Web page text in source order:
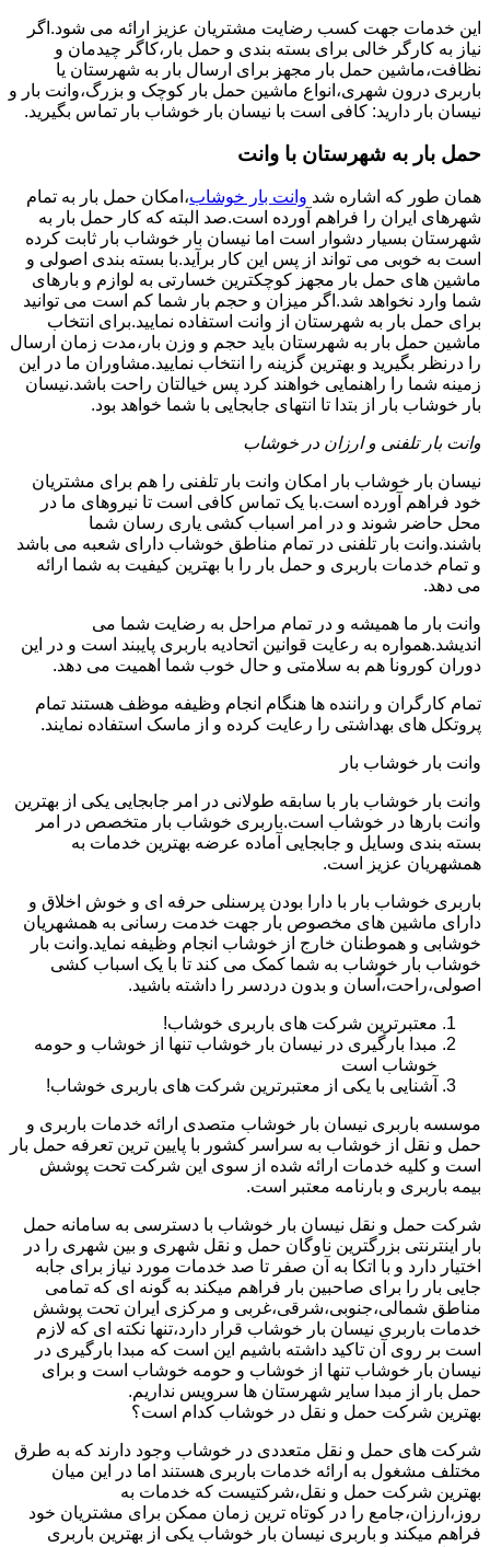
این خدمات جهت کسب رضایت مشتریان عزیز ارائه می شود.اگر
نیاز به کارگر خالی برای بسته بندی و حمل بار،کاگر چیدمان و
نظافت،ماشین حمل بار مجهز برای ارسال بار به شهرستان یا
باربری درون شهری،انواع ماشین حمل بار کوچک و بزرگ،وانت بار و
نیسان بار دارید: کافی است با نیسان بار خوشاب بار تماس بگیرید.
حمل بار به شهرستان با وانت
همان طور که اشاره شد وانت بار خوشاب،امکان حمل بار به تمام
شهرهای ایران را فراهم آورده است.صد البته که کار حمل بار به
شهرستان بسیار دشوار است اما نیسان بار خوشاب بار ثابت کرده
است به خوبی می تواند از پس این کار برآید.با بسته بندی اصولی و
ماشین های حمل بار مجهز کوچکترین خسارتی به لوازم و بارهای
شما وارد نخواهد شد.اگر میزان و حجم بار شما کم است می توانید
برای حمل بار به شهرستان از وانت استفاده نمایید.برای انتخاب
ماشین حمل بار به شهرستان باید حجم و وزن بار،مدت زمان ارسال
را درنظر بگیرید و بهترین گزینه را انتخاب نمایید.مشاوران ما در این
زمینه شما را راهنمایی خواهند کرد پس خیالتان راحت باشد.نیسان
بار خوشاب بار از بتدا تا انتهای جابجایی با شما خواهد بود.
وانت بار تلفنی و ارزان در خوشاب
نیسان بار خوشاب بار امکان وانت بار تلفنی را هم برای مشتریان
خود فراهم آورده است.با یک تماس کافی است تا نیروهای ما در
محل حاضر شوند و در امر اسباب کشی یاری رسان شما
باشند.وانت بار تلفنی در تمام مناطق خوشاب دارای شعبه می باشد
و تمام خدمات باربری و حمل بار را با بهترین کیفیت به شما ارائه
می دهد.
وانت بار ما همیشه و در تمام مراحل به رضایت شما می
اندیشد.همواره به رعایت قوانین اتحادیه باربری پایبند است و در این
دوران کورونا هم به سلامتی و حال خوب شما اهمیت می دهد.
تمام کارگران و راننده ها هنگام انجام وظیفه موظف هستند تمام
پروتکل های بهداشتی را رعایت کرده و از ماسک استفاده نمایند.
وانت بار خوشاب بار
وانت بار خوشاب بار با سابقه طولانی در امر جابجایی یکی از بهترین
وانت بارها در خوشاب است.باربری خوشاب بار متخصص در امر
بسته بندی وسایل و جابجایی آماده عرضه بهترین خدمات به
همشهریان عزیز است.
باربری خوشاب بار با دارا بودن پرسنلی حرفه ای و خوش اخلاق و
دارای ماشین های مخصوص بار جهت خدمت رسانی به همشهریان
خوشابی و هموطنان خارج از خوشاب انجام وظیفه نماید.وانت بار
خوشاب بار خوشاب به شما کمک می کند تا با یک اسباب کشی
اصولی،راحت،آسان و بدون دردسر را داشته باشید.
معتبرترین شرکت های باربری خوشاب!
مبدا بارگیری در نیسان بار خوشاب تنها از خوشاب و حومه
خوشاب است
آشنایی با یکی از معتبرترین شرکت های باربری خوشاب!
موسسه باربری نیسان بار خوشاب متصدی ارائه خدمات باربری و
حمل و نقل از خوشاب به سراسر کشور با پایین ترین تعرفه حمل بار
است و کلیه خدمات ارائه شده از سوی این شرکت تحت پوشش
بیمه باربری و بارنامه معتبر است.
شرکت حمل و نقل نیسان بار خوشاب با دسترسی به سامانه حمل
بار اینترنتی بزرگترین ناوگان حمل و نقل شهری و بین شهری را در
اختیار دارد و با اتکا به آن صفر تا صد خدمات مورد نیاز برای جابه
جایی بار را برای صاحبین بار فراهم میکند به گونه ای که تمامی
مناطق شمالی،جنوبی،شرقی،غربی و مرکزی ایران تحت پوشش
خدمات باربری نیسان بار خوشاب قرار دارد،تنها نکته ای که لازم
است بر روی آن تاکید داشته باشیم این است که مبدا بارگیری در
نیسان بار خوشاب تنها از خوشاب و حومه خوشاب است و برای
حمل بار از مبدا سایر شهرستان ها سرویس نداریم.
بهترین شرکت حمل و نقل در خوشاب کدام است؟
شرکت های حمل و نقل متعددی در خوشاب وجود دارند که به طرق
مختلف مشغول به ارائه خدمات باربری هستند اما در این میان
بهترین شرکت حمل و نقل،شرکتیست که خدمات به
روز،ارزان،جامع را در کوتاه ترین زمان ممکن برای مشتریان خود
فراهم میکند و باربری نیسان بار خوشاب یکی از بهترین باربری